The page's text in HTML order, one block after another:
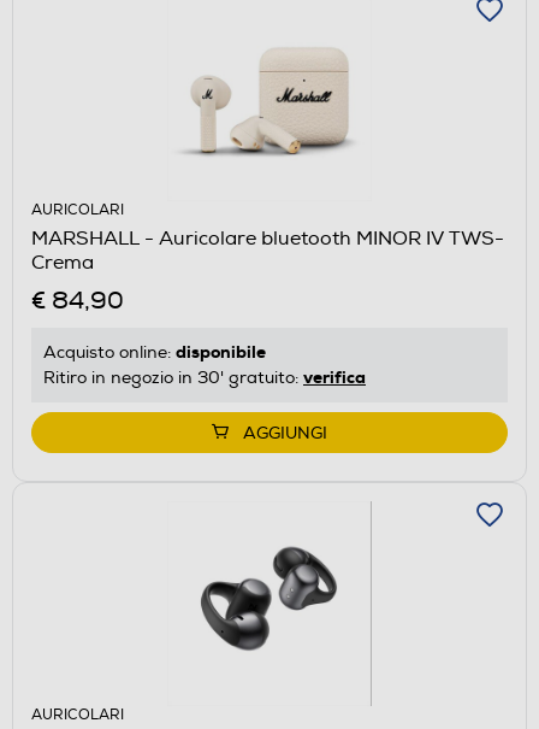
AURICOLARI
MARSHALL - Auricolare bluetooth MINOR IV TWS-
Crema
€ 84,90
Acquisto online: disponibile
Ritiro in negozio in 30' gratuito: verifica
AGGIUNGI
AURICOLARI